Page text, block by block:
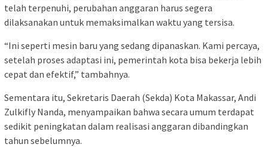
telah terpenuhi, perubahan anggaran harus segera
dilaksanakan untuk memaksimalkan waktu yang tersisa.
“Ini seperti mesin baru yang sedang dipanaskan. Kami percaya,
setelah proses adaptasi ini, pemerintah kota bisa bekerja lebih
cepat dan efektif,” tambahnya.
Sementara itu, Sekretaris Daerah (Sekda) Kota Makassar, Andi
Zulkifly Nanda, menyampaikan bahwa secara umum terdapat
sedikit peningkatan dalam realisasi anggaran dibandingkan
tahun sebelumnya.